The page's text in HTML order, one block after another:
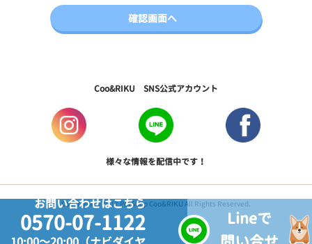
お問い合わせはこちら
0570-07-1122
Lineで
Coo&RIKU SNS公式アカウント
様々な情報を配信中です！
Copyright © 2017 PetShop Coo&RIKU All Rights Reserved.